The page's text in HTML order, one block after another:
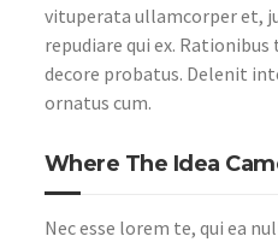
vituperata ullamcorper et,
repudiare qui ex.
decore probatus. Delenit
ornatus cum.
Where The Idea
Nec esse lorem te, qui ea